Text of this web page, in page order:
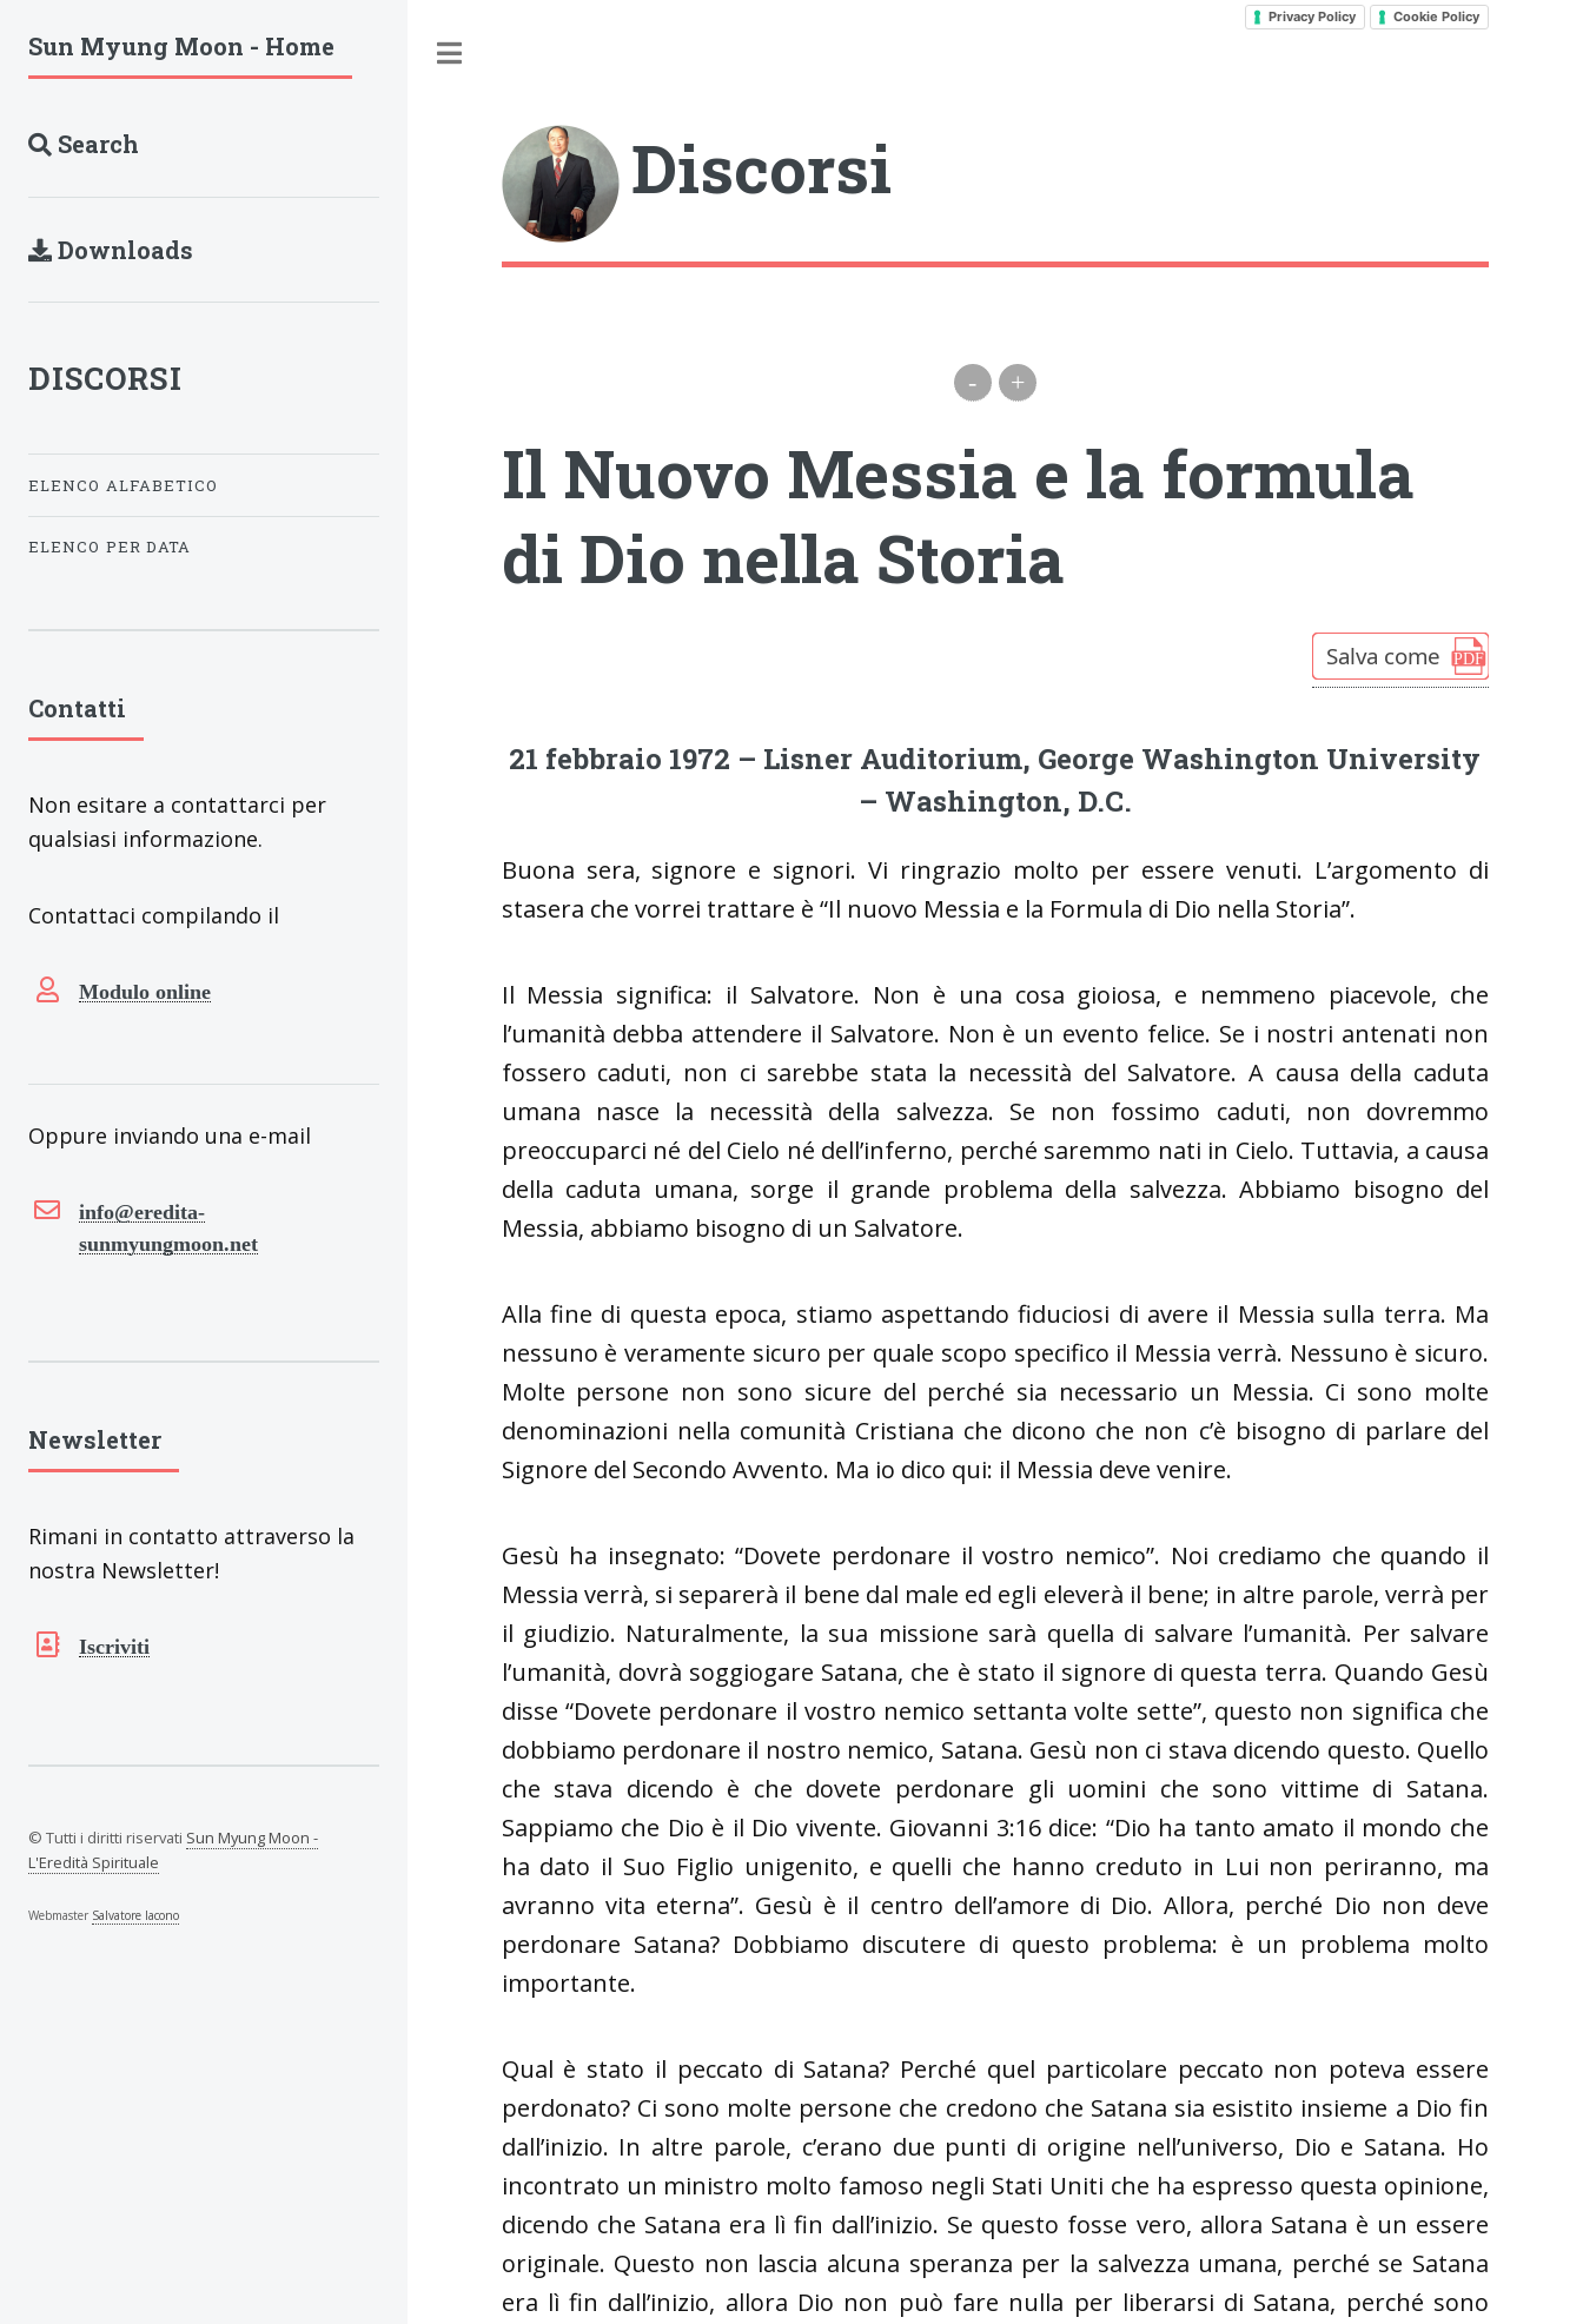
Privacy Policy Cookie Policy
Discorsi
- +
Il Nuovo Messia e la formula
di Dio nella Storia
21 febbraio 1972 – Lisner Auditorium, George Washington University
– Washington, D.C.
Buona sera, signore e signori. Vi ringrazio molto per essere venuti. L’argomento di
stasera che vorrei trattare è “Il nuovo Messia e la Formula di Dio nella Storia”.
Il Messia significa: il Salvatore. Non è una cosa gioiosa, e nemmeno piacevole, che
l’umanità debba attendere il Salvatore. Non è un evento felice. Se i nostri antenati non
fossero caduti, non ci sarebbe stata la necessità del Salvatore. A causa della caduta
umana nasce la necessità della salvezza. Se non fossimo caduti, non dovremmo
preoccuparci né del Cielo né dell’inferno, perché saremmo nati in Cielo. Tuttavia, a causa
della caduta umana, sorge il grande problema della salvezza. Abbiamo bisogno del
Messia, abbiamo bisogno di un Salvatore.
Alla fine di questa epoca, stiamo aspettando fiduciosi di avere il Messia sulla terra. Ma
nessuno è veramente sicuro per quale scopo specifico il Messia verrà. Nessuno è sicuro.
Molte persone non sono sicure del perché sia necessario un Messia. Ci sono molte
denominazioni nella comunità Cristiana che dicono che non c’è bisogno di parlare del
Signore del Secondo Avvento. Ma io dico qui: il Messia deve venire.
Gesù ha insegnato: “Dovete perdonare il vostro nemico”. Noi crediamo che quando il
Messia verrà, si separerà il bene dal male ed egli eleverà il bene; in altre parole, verrà per
il giudizio. Naturalmente, la sua missione sarà quella di salvare l’umanità. Per salvare
l’umanità, dovrà soggiogare Satana, che è stato il signore di questa terra. Quando Gesù
disse “Dovete perdonare il vostro nemico settanta volte sette”, questo non significa che
dobbiamo perdonare il nostro nemico, Satana. Gesù non ci stava dicendo questo. Quello
che stava dicendo è che dovete perdonare gli uomini che sono vittime di Satana.
Sappiamo che Dio è il Dio vivente. Giovanni 3:16 dice: “Dio ha tanto amato il mondo che
ha dato il Suo Figlio unigenito, e quelli che hanno creduto in Lui non periranno, ma
avranno vita eterna”. Gesù è il centro dell’amore di Dio. Allora, perché Dio non deve
perdonare Satana? Dobbiamo discutere di questo problema: è un problema molto
importante.
Qual è stato il peccato di Satana? Perché quel particolare peccato non poteva essere
perdonato? Ci sono molte persone che credono che Satana sia esistito insieme a Dio fin
dall’inizio. In altre parole, c’erano due punti di origine nell’universo, Dio e Satana. Ho
incontrato un ministro molto famoso negli Stati Uniti che ha espresso questa opinione,
dicendo che Satana era lì fin dall’inizio. Se questo fosse vero, allora Satana è un essere
originale. Questo non lascia alcuna speranza per la salvezza umana, perché se Satana
era lì fin dall’inizio, allora Dio non può fare nulla per liberarsi di Satana, perché sono
Sun Myung Moon - Home
Search
Downloads
DISCORSI
ELENCO ALFABETICO
ELENCO PER DATA
Contatti
Non esitare a contattarci per
qualsiasi informazione.
Contattaci compilando il
Modulo online
Oppure inviando una e-mail
info@eredita-
sunmyungmoon.net
Newsletter
Rimani in contatto attraverso la
nostra Newsletter!
Iscriviti
© Tutti i diritti riservati Sun Myung Moon -
L'Eredità Spirituale
Webmaster Salvatore Iacono